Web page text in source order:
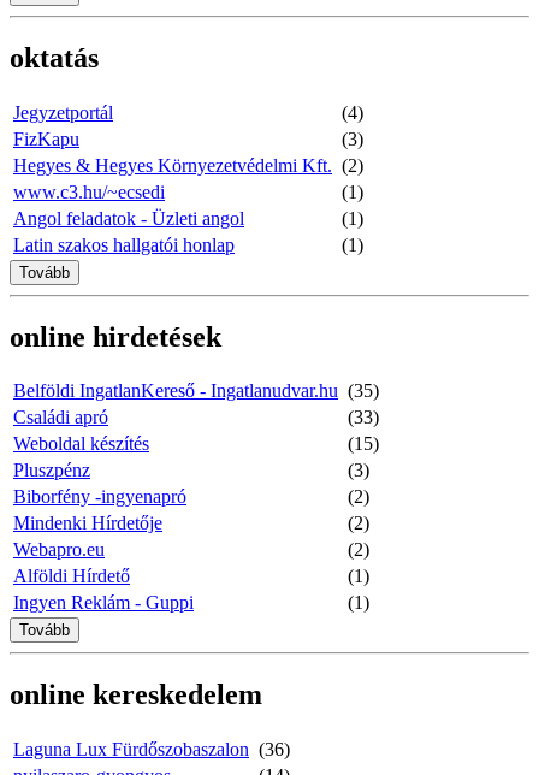
oktatás
Jegyzetportál
(4)
FizKapu
(3)
Hegyes & Hegyes Környezetvédelmi Kft. (2)
www.c3.hu/~ecsedi
(1)
Angol feladatok - Üzleti angol
(1)
Latin szakos hallgatói honlap
(1)
Tovább
online hirdetések
Belföldi IngatlanKereső - Ingatlanudvar.hu (35)
Családi apró
(33)
Weboldal készítés
(15)
Pluszpénz
(3)
Biborfény -ingyenapró
(2)
Mindenki Hírdetője
(2)
Webapro.eu
(2)
Alföldi Hírdető
(1)
Ingyen Reklám - Guppi
(1)
Tovább
online kereskedelem
Laguna Lux Fürdőszobaszalon (36)